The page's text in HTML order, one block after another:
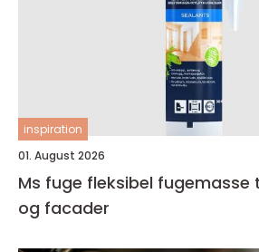
inspiration
01. August 2026
Ms fuge fleksibel fugemasse til vinduer, døre
og facader